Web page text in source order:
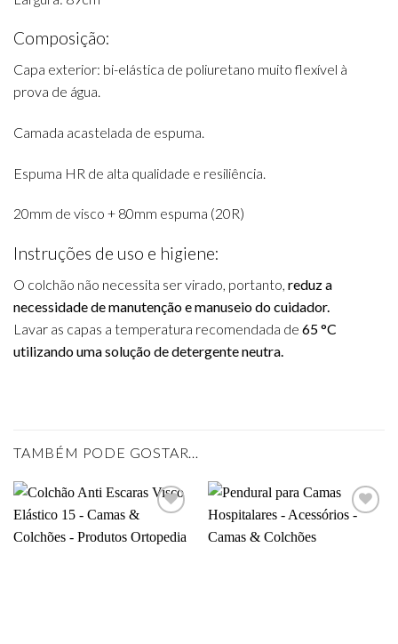
Composição:
Capa exterior: bi-elástica de poliuretano muito flexível à
prova de água.
Camada acastelada de espuma.
Espuma HR de alta qualidade e resiliência.
20mm de visco + 80mm espuma (20R)
Instruções de uso e higiene:
O colchão não necessita ser virado, portanto, reduz a
necessidade de manutenção e manuseio do cuidador.
Lavar as capas a temperatura recomendada de 65 °C
utilizando uma solução de detergente neutra.
TAMBÉM PODE GOSTAR…